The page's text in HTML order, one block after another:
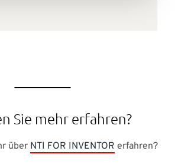
Sie mehr erfahren?
über NTI FOR INVENTOR erfahren?